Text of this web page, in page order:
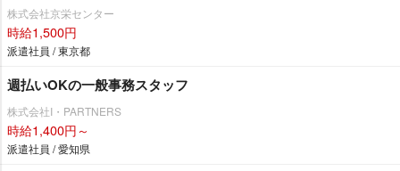
株式会社京栄センター
時給1,500円
派遣社員 / 東京都
週払いOKの一般事務スタッフ
株式会社I・PARTNERS
時給1,400円～
派遣社員 / 愛知県